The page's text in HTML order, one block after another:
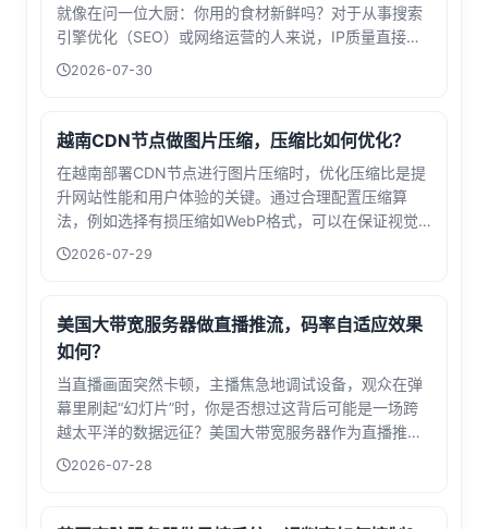
就像在问一位大厨：你用的食材新鲜吗？对于从事搜索
引擎优化（SEO）或网络运营的人来说，IP质量直接关
系到蜘蛛池的效果，甚至整个站群的健康度。想象一
2026-07-30
越南CDN节点做图片压缩，压缩比如何优化？
在越南部署CDN节点进行图片压缩时，优化压缩比是提
升网站性能和用户体验的关键。通过合理配置压缩算
法，例如选择有损压缩如WebP格式，可以在保证视觉
质量的同时显著减小文件体积。同时，结合智能自适应
势，可以加快本地用户的访问响应，再配合缓存策略和
内容分发，进一步减少数据传输量。
2026-07-29
美国大带宽服务器做直播推流，码率自适应效果
如何？
当直播画面突然卡顿，主播焦急地调试设备，观众在弹
幕里刷起“幻灯片”时，你是否想过这背后可能是一场跨
越太平洋的数据远征？美国大带宽服务器作为直播推流
的载体，其码率自适应能力正成为行业关注的焦点。码
2026-07-28